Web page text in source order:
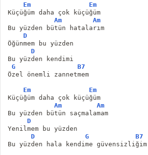
Em
Em
Küçüğüm daha çok küçüğüm
Am
Am
Bu yüzden bütün hatalarım
D
Öğünmem bu yüzden
D
Bu yüzden kendimi
G
B7
Özel önemli zannetmem
Em
Em
Küçüğüm daha çok küçüğüm
Am
Am
Bu yüzden bütün saçmalamam
D
Yenilmem bu yüzden
D
G
B7
Bu yüzden hala kendime güvensizliğim